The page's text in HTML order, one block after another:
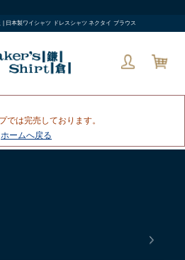
| 日本製ワイシャツ ドレスシャツ ネクタイ ブラウス
では完売しております。
ホームへ戻る